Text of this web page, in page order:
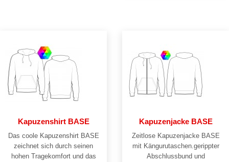
Kapuzenshirt BASE
Das coole Kapuzenshirt BASE
zeichnet sich durch seinen
hohen Tragekomfort und das
Kapuzenjacke BASE
Zeitlose Kapuzenjacke BASE
mit Kängurutaschen.gerippter
Abschlussbund und